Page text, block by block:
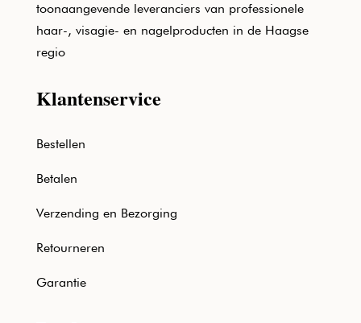
toonaangevende leveranciers van professionele
haar-, visagie- en nagelproducten in de Haagse
regio
Klantenservice
Bestellen
Betalen
Verzending en Bezorging
Retourneren
Garantie